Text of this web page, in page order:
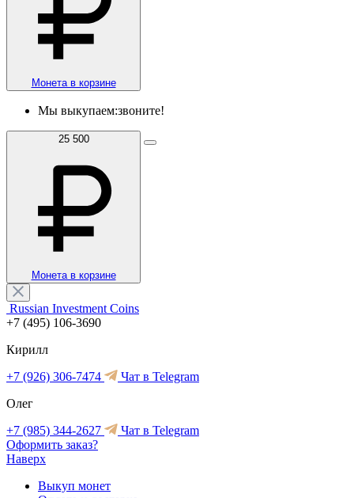
Монета в корзине
Мы выкупаем:звоните!
25 500
Монета в корзине
Russian Investment Coins
+7 (495) 106-3690
Кирилл
+7 (926) 306-7474
Чат в Telegram
Олег
+7 (985) 344-2627
Чат в Telegram
Оформить заказ?
Наверх
Выкуп монет